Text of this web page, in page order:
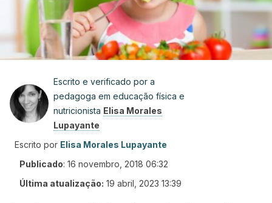
Escrito e verificado por a
pedagoga em educação física e
nutricionista Elisa Morales
Lupayante
Escrito por Elisa Morales Lupayante
Publicado: 16 novembro, 2018 06:32
Última atualização: 19 abril, 2023 13:39